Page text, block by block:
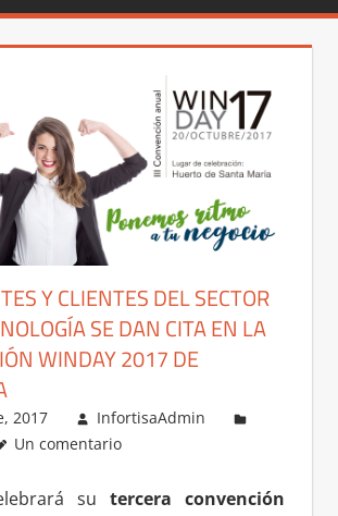
Y CLIENTES DEL SECTOR
SE DAN CITA EN LA
WINDAY 2017 DE
2017
InfortisaAdmin
Un comentario
su tercera convención